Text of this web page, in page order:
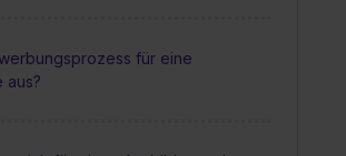
für eine
aus?